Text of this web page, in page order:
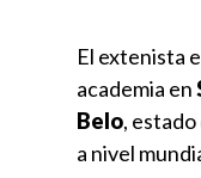
El extenista
academia en
Belo, estado
a nivel